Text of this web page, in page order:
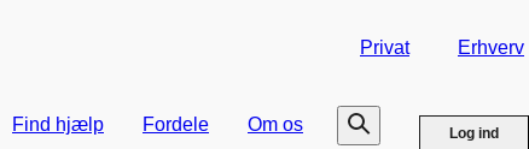
Privat Erhverv
Find hjælp Fordele Om os Log ind